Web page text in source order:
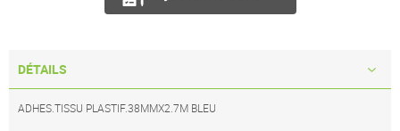
DÉTAILS
ADHES.TISSU PLASTIF.38MMX2.7M BLEU